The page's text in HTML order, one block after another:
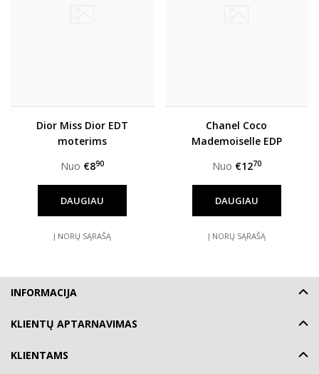
Dior Miss Dior EDT
moterims
Nuo €890
DAUGIAU
Į NORŲ SĄRAŠĄ
Chanel Coco
Mademoiselle EDP
Nuo €1270
DAUGIAU
Į NORŲ SĄRAŠĄ
INFORMACIJA
KLIENTŲ APTARNAVIMAS
KLIENTAMS